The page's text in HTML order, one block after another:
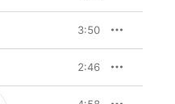
3:50
2:46